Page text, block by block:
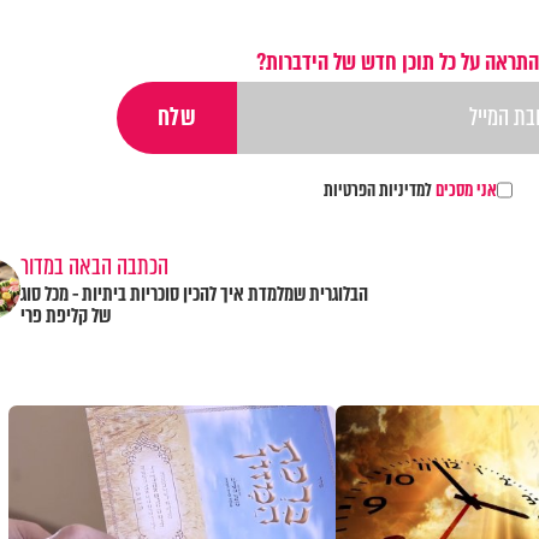
על כל תוכן חדש של הידברות?
אני מסכיםלמדיניות הפרטיות
הכתבה הבאה במדור
הבלוגרית שמלמדת איך להכין סוכריות ביתיות - מכל סוג
של קליפת פרי